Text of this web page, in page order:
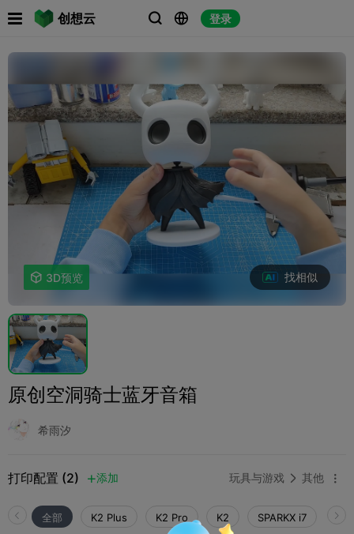
创想云   登录
 
 3D预览 找相似
原创空洞骑士蓝牙音箱
希雨汐
打印配置 (2) 添加 玩具与游戏  其他 
全部 K2 Plus K2 Pro K2 SPARKX i7